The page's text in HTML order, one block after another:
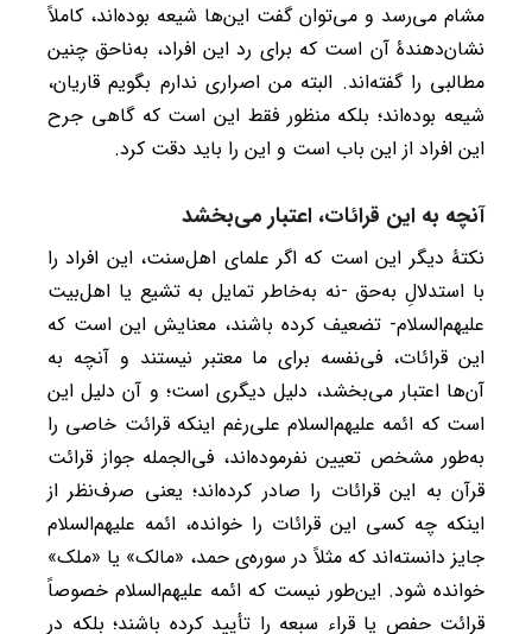
مشام می‌رسد و می‌توان گفت این‌ها شیعه بوده‌اند، کاملاً
نشان‌دهندۀ آن است که برای رد این افراد، به‌ناحق چنین
مطالبی را گفته‌اند. البته من اصراری ندارم بگویم قاریان،
شیعه بوده‌اند؛ بلکه منظور فقط این است که گاهی جرح
این افراد از این باب است و این را باید دقت کرد.
آنچه به این قرائات، اعتبار می‌بخشد
نکتۀ دیگر این است که اگر علمای اهل‌سنت، این افراد را
با استدلالِ به‌حق -نه به‌خاطر تمایل به تشیع یا اهل‌بیت
علیهم‌السلام- تضعیف کرده باشند، معنایش این است که
این قرائات، فی‌نفسه برای ما معتبر نیستند و آنچه به
آن‌ها اعتبار می‌بخشد، دلیل دیگری است؛ و آن دلیل این
است که ائمه علیهم‌السلام علی‌رغم اینکه قرائت خاصی را
به‌طور مشخص تعیین نفرموده‌اند، فی‌الجمله جواز قرائت
قرآن به این قرائات را صادر کرده‌اند؛ یعنی صرف‌نظر از
اینکه چه کسی این قرائات را خوانده، ائمه علیهم‌السلام
جایز دانسته‌اند که مثلاً در سوره‌ی حمد، «مالک» یا «ملک»
خوانده شود. این‌طور نیست که ائمه علیهم‌السلام خصوصاً
قرائت حفص یا قراء سبعه را تأیید کرده باشند؛ بلکه در